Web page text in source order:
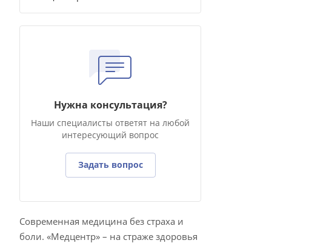
Нужна консультация?
Наши специалисты ответят на любой
интересующий вопрос
Задать вопрос
Современная медицина без страха и
боли. «Медцентр» – на страже здоровья